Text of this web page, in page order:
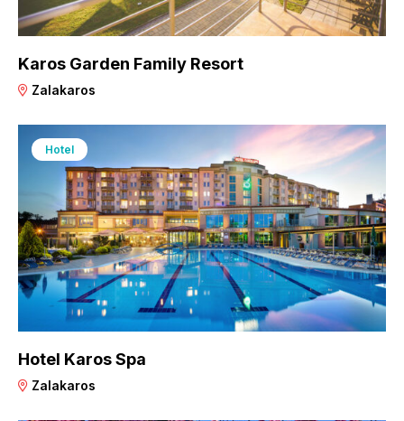
Karos Garden Family Resort
Zalakaros
Hotel
Hotel Karos Spa
Zalakaros